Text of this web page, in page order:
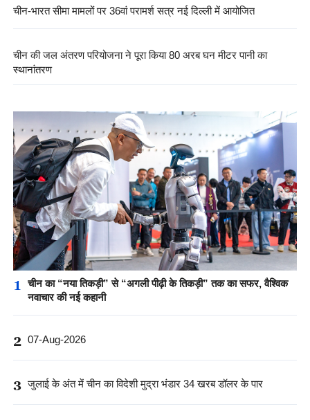
चीन-भारत सीमा मामलों पर 36वां परामर्श सत्र नई दिल्ली में आयोजित
चीन की जल अंतरण परियोजना ने पूरा किया 80 अरब घन मीटर पानी का
स्थानांतरण
1
चीन का “नया तिकड़ी” से “अगली पीढ़ी के तिकड़ी” तक का सफर, वैश्विक
नवाचार की नई कहानी
2 07-Aug-2026
3 जुलाई के अंत में चीन का विदेशी मुद्रा भंडार 34 खरब डॉलर के पार